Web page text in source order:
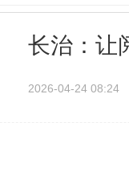
长治：让
2026-04-24 08:24